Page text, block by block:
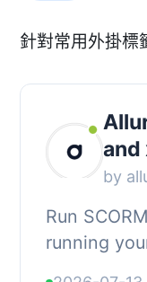
針對常用外掛標
and
by
Run
running